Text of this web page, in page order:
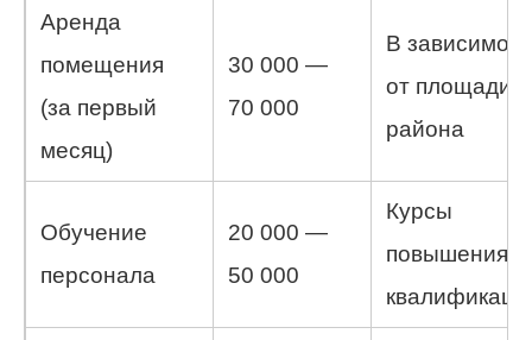
Аренда
помещения
(за первый
месяц)
30 000 —
70 000
В
от площади и
района
Обучение
персонала
20 000 —
50 000
Курсы
повышения